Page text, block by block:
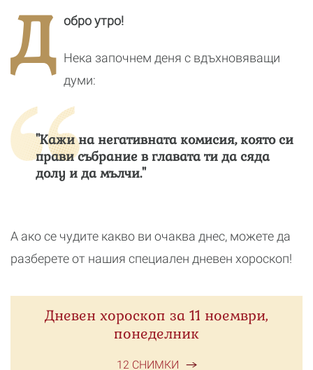
отключват
новата
Д обро утро!
Нека започнем деня с вдъхновяващи
думи:
"Кажи на негативната комисия, която си
прави събрание в главата ти да сяда
долу и да мълчи."
А ако се чудите какво ви очаква днес, можете да
разберете от нашия специален дневен хороскоп!
Дневен хороскоп за 11 ноември,
понеделник
12 СНИМКИ